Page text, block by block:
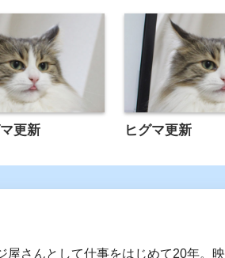
更新 ヒグマ更新
屋さんとして仕事をはじめて20年。